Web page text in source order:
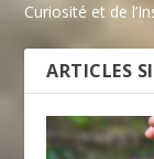
Curiosité et de
ARTICLES